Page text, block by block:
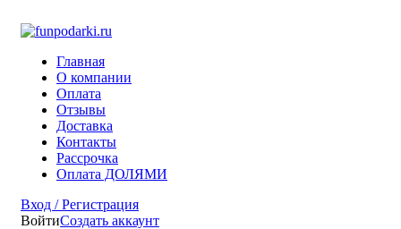
Главная
О компании
Оплата
Отзывы
Доставка
Контакты
Рассрочка
Оплата ДОЛЯМИ
Вход / Регистрация
ВойтиСоздать аккаунт